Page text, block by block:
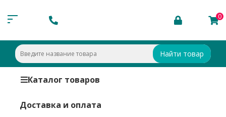
0
Найти товар
Каталог товаров
Доставка и оплата